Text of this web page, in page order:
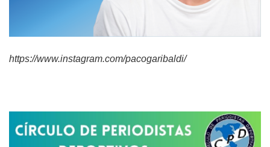
https://www.instagram.com/pacogaribaldi/